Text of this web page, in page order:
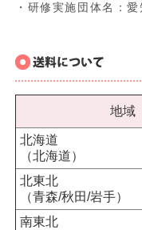
・研修実施団体名：
地域
北海道
（北海道）
北東北
（青森/秋田/岩手）
南東北